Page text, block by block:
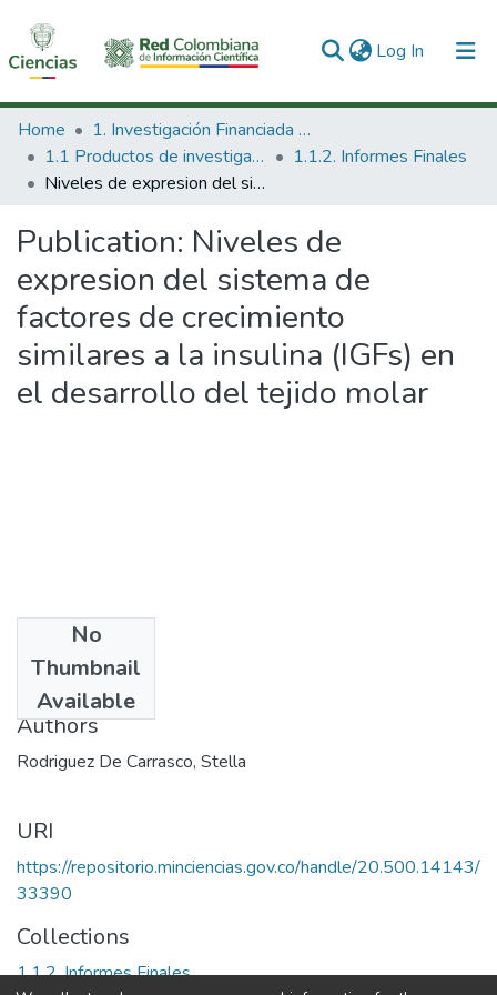
Log In (current)
Communities & Collections
All of DSpace
Home
1. Investigación Financiada con Recursos Públicos
1.1 Productos de investigación
1.1.2. Informes Finales
Niveles de expresion del sistema de factores de crecimiento similares a la insulina (IGFs) en el desarrollo del tejido molar
Publication: Niveles de
expresion del sistema de
factores de crecimiento
similares a la insulina (IGFs) en
el desarrollo del tejido molar
No
Thumbnail
Available
2006
Authors
Rodriguez De Carrasco, Stella
URI
https://repositorio.minciencias.gov.co/handle/20.500.14143/
33390
Collections
1.1.2. Informes Finales